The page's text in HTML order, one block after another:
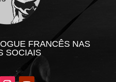
FRANCÊS NAS
SOCIAIS